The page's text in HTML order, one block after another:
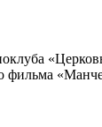
фильма